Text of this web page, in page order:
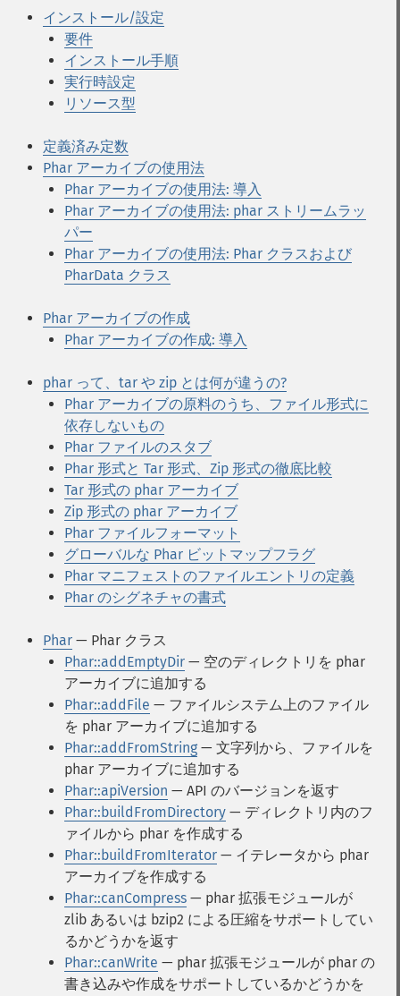
インストール/設定
要件
インストール手順
実行時設定
リソース型
定義済み定数
Phar アーカイブの使用法
Phar アーカイブの使用法: 導入
Phar アーカイブの使用法: phar ストリームラッ
パー
Phar アーカイブの使用法: Phar クラスおよび
PharData クラス
Phar アーカイブの作成
Phar アーカイブの作成: 導入
phar って、tar や zip とは何が違うの?
Phar アーカイブの原料のうち、ファイル形式に
依存しないもの
Phar ファイルのスタブ
Phar 形式と Tar 形式、Zip 形式の徹底比較
Tar 形式の phar アーカイブ
Zip 形式の phar アーカイブ
Phar ファイルフォーマット
グローバルな Phar ビットマップフラグ
Phar マニフェストのファイルエントリの定義
Phar のシグネチャの書式
Phar — Phar クラス
Phar::addEmptyDir — 空のディレクトリを phar
アーカイブに追加する
Phar::addFile — ファイルシステム上のファイル
を phar アーカイブに追加する
Phar::addFromString — 文字列から、ファイルを
phar アーカイブに追加する
Phar::apiVersion — API のバージョンを返す
Phar::buildFromDirectory — ディレクトリ内のフ
ァイルから phar を作成する
Phar::buildFromIterator — イテレータから phar
アーカイブを作成する
Phar::canCompress — phar 拡張モジュールが
zlib あるいは bzip2 による圧縮をサポートしてい
るかどうかを返す
Phar::canWrite — phar 拡張モジュールが phar の
書き込みや作成をサポートしているかどうかを